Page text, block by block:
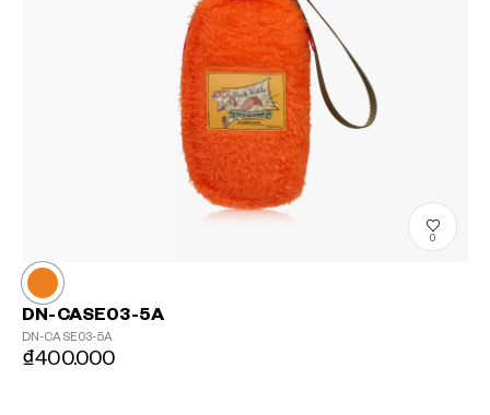
0
DN-CASE03-5A
DN-CASE03-5A
₫400.000